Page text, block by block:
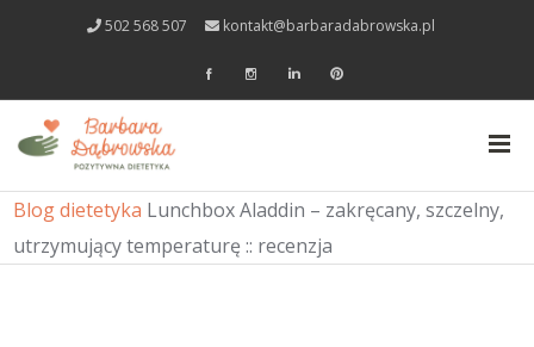
502 568 507 kontakt@barbaradabrowska.pl
Blog dietetyka Lunchbox Aladdin – zakręcany, szczelny,
utrzymujący temperaturę :: recenzja